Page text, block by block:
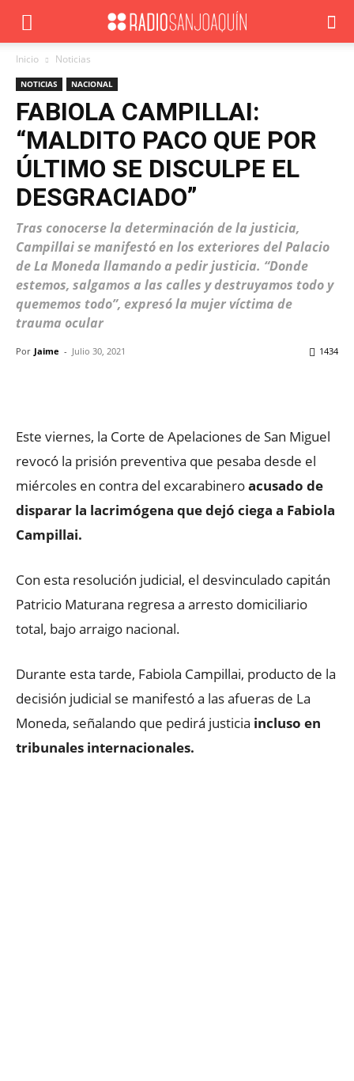
Inicio Noticias
NOTICIAS NACIONAL
FABIOLA CAMPILLAI:
“MALDITO PACO QUE POR
ÚLTIMO SE DISCULPE EL
DESGRACIADO”
Tras conocerse la determinación de la justicia,
Campillai se manifestó en los exteriores del Palacio
de La Moneda llamando a pedir justicia. “Donde
estemos, salgamos a las calles y destruyamos todo y
quememos todo”, expresó la mujer víctima de
trauma ocular
Por Jaime - Julio 30, 2021 1434
Este viernes, la Corte de Apelaciones de San Miguel
revocó la prisión preventiva que pesaba desde el
miércoles en contra del excarabineroacusado de
disparar la lacrimógena que dejó ciega a Fabiola
Campillai.
Con esta resolución judicial, el desvinculado capitán
Patricio Maturana regresa a arresto domiciliario
total, bajo arraigo nacional.
Durante esta tarde, Fabiola Campillai, producto de la
decisión judicial se manifestó a las afueras de La
Moneda, señalando que pedirá justicia incluso en
tribunales internacionales.